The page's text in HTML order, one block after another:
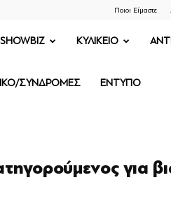
Ποιοι Είμαστε
SHOWBIZ ΚΥΛΙΚΕΙΟ
ΣΥΝΔΡΟΜΕΣ ΕΝΤΥΠΟ
για